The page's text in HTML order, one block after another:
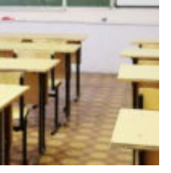
важную информацию о событиях
города Запорожья и области.